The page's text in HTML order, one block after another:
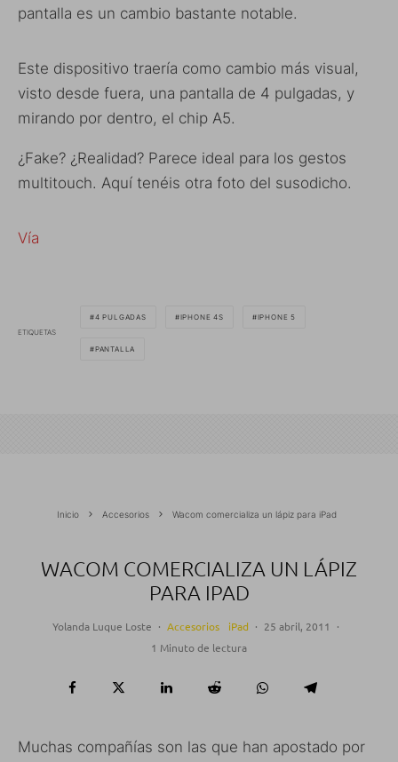
pantalla es un cambio bastante notable.
Este dispositivo traería como cambio más visual,
visto desde fuera, una pantalla de 4 pulgadas, y
mirando por dentro, el chip A5.
¿Fake? ¿Realidad? Parece ideal para los gestos
multitouch. Aquí tenéis otra foto del susodicho.
Vía
ETIQUETAS
4 PULGADAS IPHONE 4S IPHONE 5
PANTALLA
Inicio Accesorios Wacom comercializa un lápiz para iPad
WACOM COMERCIALIZA UN LÁPIZ
PARA IPAD
Yolanda Luque Loste · Accesorios iPad · 25 abril, 2011
·
1 Minuto de lectura
Muchas compañías son las que han apostado por